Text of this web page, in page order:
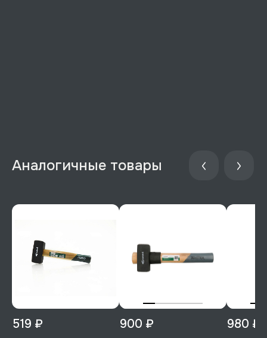
Аналогичные товары
519 ₽ 900 ₽ 980 ₽